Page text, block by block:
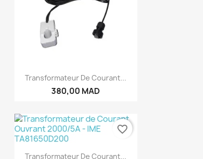
Aperçu rapide
Transformateur De Courant...
380,00 MAD
Aperçu rapide
Transformateur De Courant...
favorite_border